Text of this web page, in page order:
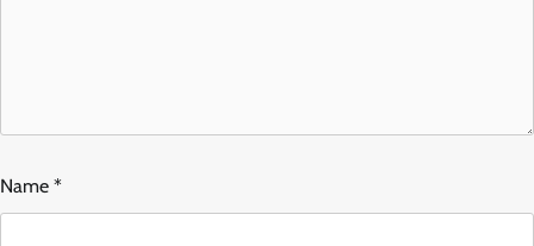
Name *